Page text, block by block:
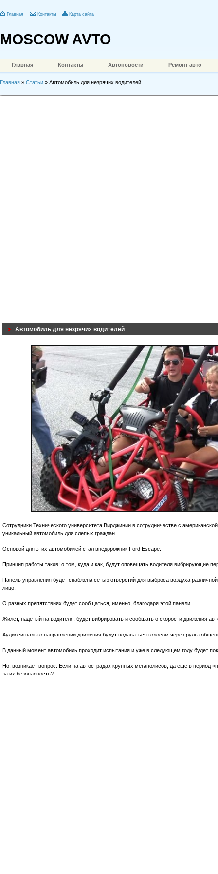
Главная Контакты Карта сайта
MOSCOW AVTO
Главная Контакты Автоновости Ремонт авто
Главная » Статьи » Автомобиль для незрячих водителей
Автомобиль для незрячих водителей
Сотрудники Технического университета Вирджинии в сотрудничестве с
уникальный автомобиль для слепых граждан.
Основой для этих автомобилей стал внедорожник Ford Escape.
Принцип работы таков: о том, куда и как, будут оповещать водителя вибрирующие
Панель управления будет снабжена сетью отверстий для выброса воздуха
лицо.
О разных препятствиях будет сообщаться, именно, благодаря этой панели.
Жилет, надетый на водителя, будет вибрировать и сообщать о скорости движения
Аудиосигналы о направлении движения будут подаваться голосом через руль
В данный момент автомобиль проходит испытания и уже в следующем году будет
Но, возникает вопрос. Если на автострадах крупных мегаполисов, да еще в период
за их безопасность?